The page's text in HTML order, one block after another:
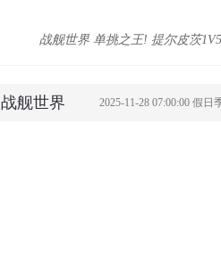
战舰世界 单挑之王! 提尔皮茨
战舰世界 2025-11-28 07:00:00 假日